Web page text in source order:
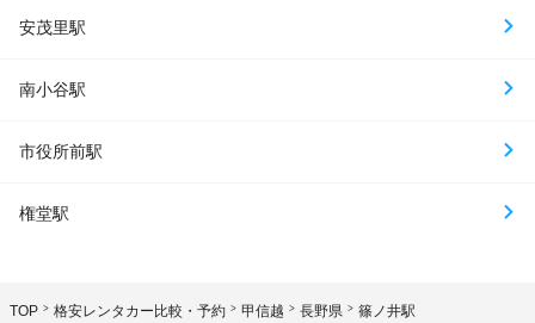
安茂里駅
南小谷駅
市役所前駅
権堂駅
TOP 格安レンタカー比較・予約 甲信越 長野県 篠ノ井駅